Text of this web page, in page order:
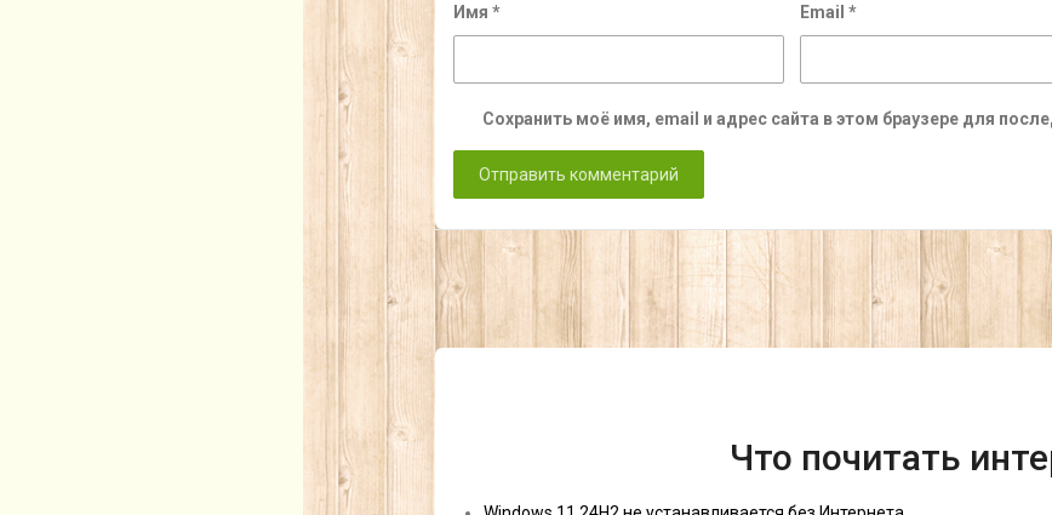
Имя* Email *
Сохранить моё имя, email и адрес сайта в этом браузере для
Что почитать